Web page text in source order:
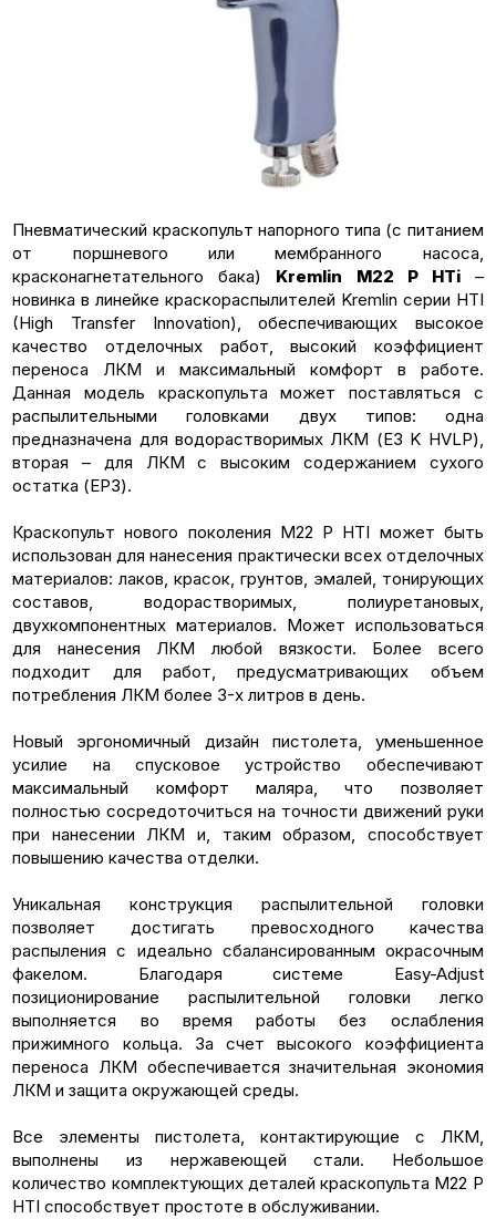
Пневматический краскопульт напорного типа (с питанием
от поршневого или мембранного насоса,
красконагнетательного бака) Kremlin M22 P HTi–
новинка в линейке краскораспылителей Kremlin серии HTI
(High Transfer Innovation), обеспечивающих высокое
качество отделочных работ, высокий коэффициент
переноса ЛКМ и максимальный комфорт в работе.
Данная модель краскопульта может поставляться с
распылительными головками двух типов: одна
предназначена для водорастворимых ЛКМ (E3 K HVLP),
вторая – для ЛКМ с высоким содержанием сухого
остатка (EP3).
Краскопульт нового поколения M22 P HTI может быть
использован для нанесения практически всех отделочных
материалов: лаков, красок, грунтов, эмалей, тонирующих
составов, водорастворимых, полиуретановых,
двухкомпонентных материалов. Может использоваться
для нанесения ЛКМ любой вязкости. Более всего
подходит для работ, предусматривающих объем
потребления ЛКМ более 3-х литров в день.
Новый эргономичный дизайн пистолета, уменьшенное
усилие на спусковое устройство обеспечивают
максимальный комфорт маляра, что позволяет
полностью сосредоточиться на точности движений руки
при нанесении ЛКМ и, таким образом, способствует
повышению качества отделки.
Уникальная конструкция распылительной головки
позволяет достигать превосходного качества
распыления с идеально сбалансированным окрасочным
факелом. Благодаря системе Easy-Adjust
позиционирование распылительной головки легко
выполняется во время работы без ослабления
прижимного кольца. За счет высокого коэффициента
переноса ЛКМ обеспечивается значительная экономия
ЛКМ и защита окружающей среды.
Все элементы пистолета, контактирующие с ЛКМ,
выполнены из нержавеющей стали. Небольшое
количество комплектующих деталей краскопульта M22 P
HTI способствует простоте в обслуживании.